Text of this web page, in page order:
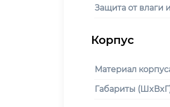
Защита от влаги
Материал
Габариты